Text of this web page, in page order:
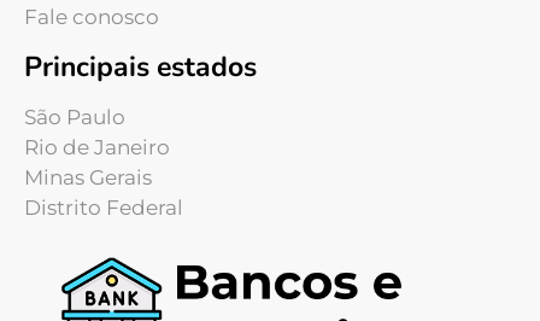
Fale conosco
Principais estados
São Paulo
Rio de Janeiro
Minas Gerais
Distrito Federal